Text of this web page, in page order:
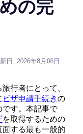
の完
日: 2026年8月06日
行者にとって、
ビザ申請手続きの
す。本記事で
を取得するための
する最も一般的